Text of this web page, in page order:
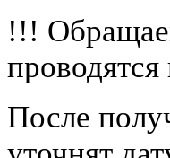
!!!
После